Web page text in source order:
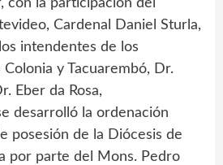
con la participación del
Cardenal Daniel Sturla,
intendentes de los
y Tacuarembó, Dr.
Eber da Rosa,
desarrolló la ordenación
posesión de la Diócesis de
por parte del Mons. Pedro